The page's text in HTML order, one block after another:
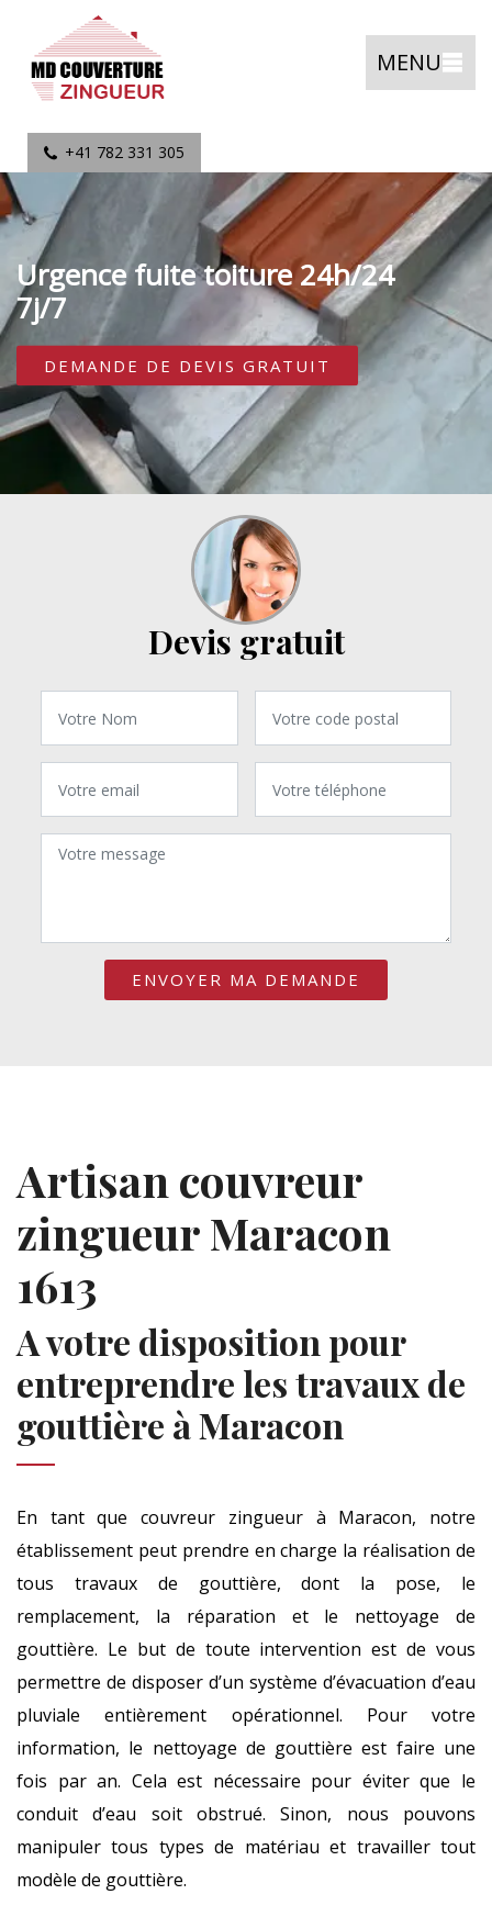
MENU
+41 782 331 305
Urgence fuite toiture 24h/24
7j/7
DEMANDE DE DEVIS GRATUIT
Devis gratuit
Artisan couvreur
zingueur Maracon
1613
A votre disposition pour
entreprendre les travaux de
gouttière à Maracon
En tant que couvreur zingueur à Maracon, notre
établissement peut prendre en charge la réalisation de
tous travaux de gouttière, dont la pose, le
remplacement, la réparation et le nettoyage de
gouttière. Le but de toute intervention est de vous
permettre de disposer d’un système d’évacuation d’eau
pluviale entièrement opérationnel. Pour votre
information, le nettoyage de gouttière est faire une
fois par an. Cela est nécessaire pour éviter que le
conduit d’eau soit obstrué. Sinon, nous pouvons
manipuler tous types de matériau et travailler tout
modèle de gouttière.